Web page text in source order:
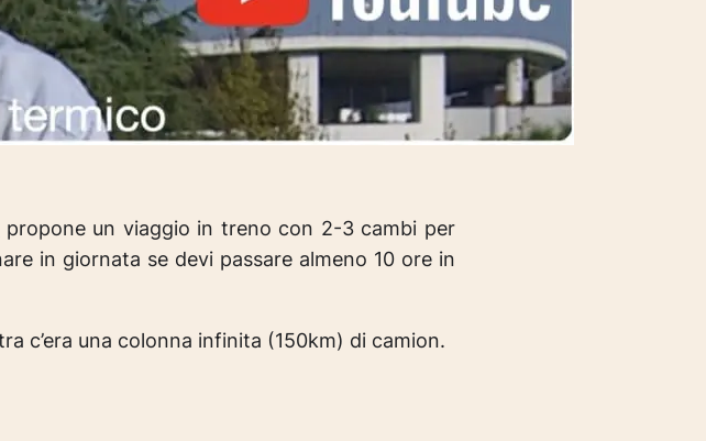
propone un viaggio in treno con 2-3 cambi per
in giornata se devi passare almeno 10 ore in
c’era una colonna infinita (150km) di camion.